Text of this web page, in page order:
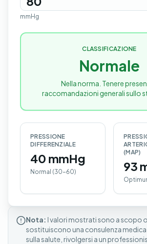
mmHg
CLASSIFICAZIONE
Normale
Nella norma. Tenere
raccomandazioni generali sullo
PRESSIONE
DIFFERENZIALE
40 mmHg
Normal (30-60)
(MAP)
93
Nota: I valori mostrati sono a scopo
sostituiscono una consulenza
sulla salute, rivolgersi a un